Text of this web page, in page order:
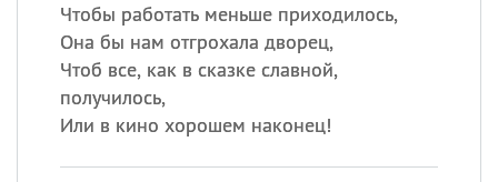
Чтобы работать меньше приходилось,
Она бы нам отгрохала дворец,
Чтоб все, как в сказке славной,
получилось,
Или в кино хорошем наконец!